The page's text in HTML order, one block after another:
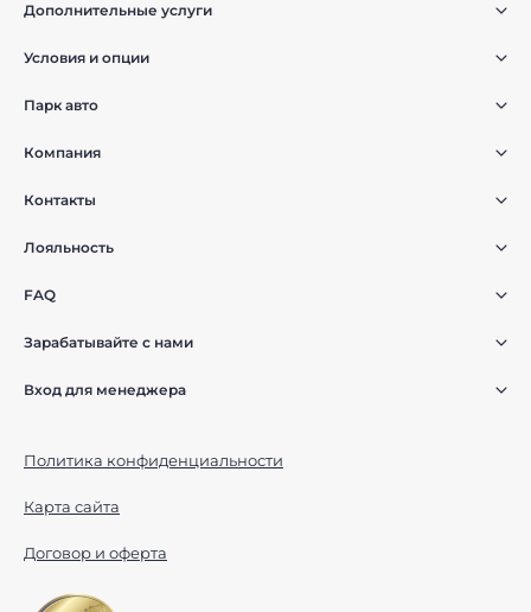
Дополнительные услуги
Условия и опции
Парк авто
Компания
Контакты
Лояльность
FAQ
Зарабатывайте с нами
Вход для менеджера
Политика конфиденциальности
Карта сайта
Договор и оферта